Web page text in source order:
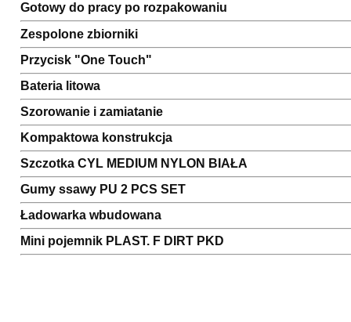
Gotowy do pracy po rozpakowaniu
Zespolone zbiorniki
Przycisk "One Touch"
Bateria litowa
Szorowanie i zamiatanie
Kompaktowa konstrukcja
Szczotka CYL MEDIUM NYLON BIAŁA
Gumy ssawy PU 2 PCS SET
Ładowarka wbudowana
Mini pojemnik PLAST. F DIRT PKD